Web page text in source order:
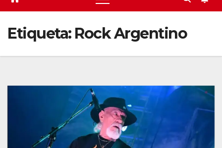
Etiqueta: Rock Argentino